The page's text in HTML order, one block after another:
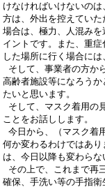
けなければいけないの
方は、外出を控えてい
場合は、極力、人混み
イントです。また、重
した場所に行く場合に
そして、事業者の方か
高齢者施設等になろう
たいと思います。
そして、マスク着用の
ことをお話しします。
今日から、（マスク着
何か変わるわけではあ
は、今日以降も変わらな
その上で、これまで再
確保、手洗い等の手指